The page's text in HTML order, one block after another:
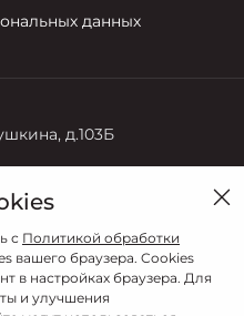
данных
д.103Б
с Политикой обработки
вашего браузера. Cookies
в настройках браузера. Для
и улучшения